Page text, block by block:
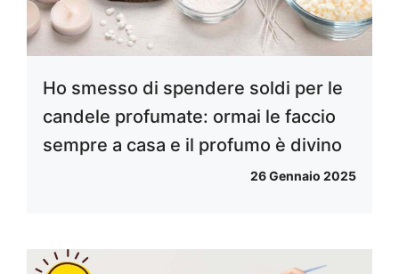
Ho smesso di spendere soldi per le
candele profumate: ormai le faccio
sempre a casa e il profumo è divino
26 Gennaio 2025